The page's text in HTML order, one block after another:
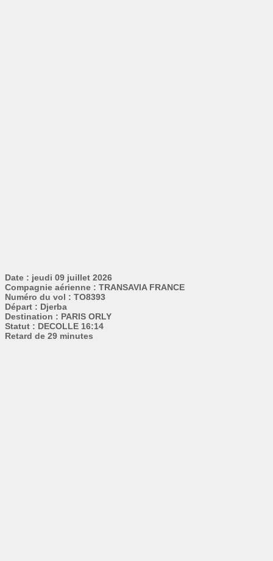
Date : jeudi 09 juillet 2026
Compagnie aérienne : TRANSAVIA FRANCE
Numéro du vol : TO8393
Départ : Djerba
Destination : PARIS ORLY
Statut : DECOLLE 16:14
Retard de 29 minutes